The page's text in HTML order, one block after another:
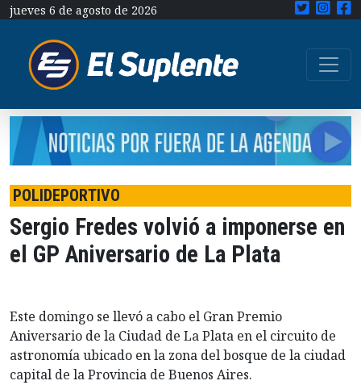
jueves 6 de agosto de 2026
POLIDEPORTIVO
Sergio Fredes volvió a imponerse en
el GP Aniversario de La Plata
Este domingo se llevó a cabo el Gran Premio
Aniversario de la Ciudad de La Plata en el circuito de
astronomía ubicado en la zona del bosque de la ciudad
capital de la Provincia de Buenos Aires.